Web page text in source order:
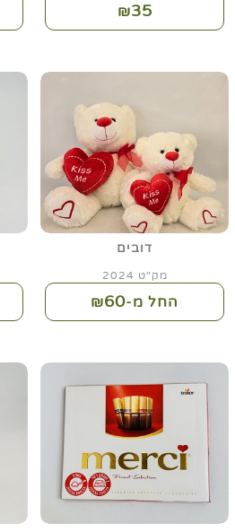
₪35
דובים
מק"ט 2024
החל מ-₪60